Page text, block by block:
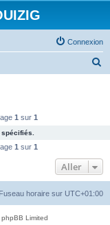
Connexion
c
e
1 sur 1
1 sur 1
Aller
Fuseau horaire sur UTC+01:00
Limited